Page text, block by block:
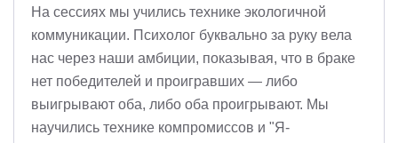
На сессиях мы учились технике экологичной
коммуникации. Психолог буквально за руку вела
нас через наши амбиции, показывая, что в браке
нет победителей и проигравших — либо
выигрывают оба, либо оба проигрывают. Мы
научились технике компромиссов и "Я-